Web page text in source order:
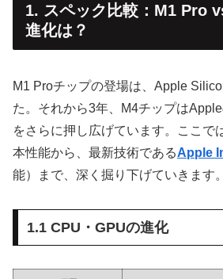
1. スペック比較：M1 Pro
進化は？
M1 Proチップの登場は、Apple
た。それから3年、M4チップは
をさらに押し広げています。ここで
本性能から、最新技術であるApple
能）まで、深く掘り下げていきます。
1.1 CPU・GPUの進化